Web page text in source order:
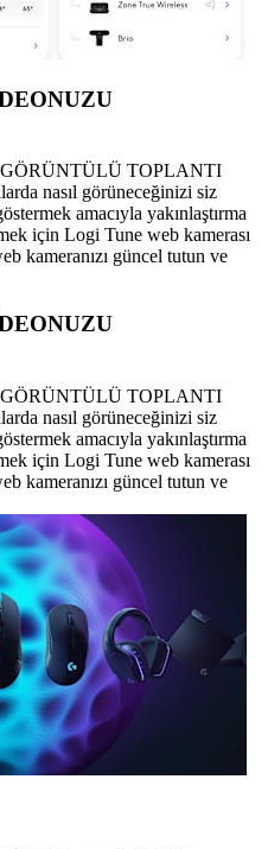
GÖRÜNTÜLÜ TOPLANTI
nasıl görüneceğinizi siz
amacıyla yakınlaştırma
için Logi Tune web kamerası
kameranızı güncel tutun ve
GÖRÜNTÜLÜ TOPLANTI
nasıl görüneceğinizi siz
amacıyla yakınlaştırma
için Logi Tune web kamerası
kameranızı güncel tutun ve